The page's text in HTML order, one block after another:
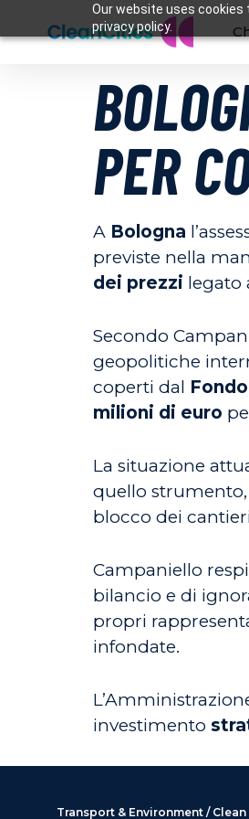
Our website uses cookies
privacy policy.
PER
A Bologna
previste nella
dei prezzi legato
Secondo
geopolitiche
coperti dal
milioni di euro
La situazione
quello
blocco dei
Campaniello
bilancio e di
propri
infondate.
investimento
Transport & Environment /